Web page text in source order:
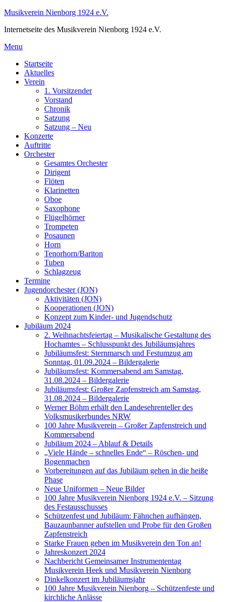
Skip
content
Musikverein Nienborg 1924 e.V.
Internetseite des Musikverein Nienborg 1924 e.V.
Menu
Startseite
Aktuelles
Verein
1. Vorsitzender
Vorstand
Chronik
Satzung
Satzung – Neu
Konzerte
Auftritte
Orchester
Gesamtes Orchester
Dirigent
Flöten
Klarinetten
Oboe
Saxophone
Flügelhörner
Trompeten
Posaunen
Horn
Tenorhorn/Bariton
Tuben
Schlagzeug
Termine
Jugendorchester (JON)
Aktivitäten (JON)
Kooperationen (JON)
Konzept zum Kinder- und Jugendschutz
Jubiläum 2024
2. Weihnachtsfeiertag – Musikalische Gestaltung des
Hochamtes – Schlusspunkt des Jubiläumsjahres
Jubiläumsfest: Sternmarsch und Festumzug am
Sonntag, 01.09.2024 – Bildergalerie
Jubiläumsfest: Kommersabend am Samstag,
31.08.2024 – Bildergalerie
Jubiläumsfest: Großer Zapfenstreich am Samstag,
31.08.2024 – Bildergalerie
Werner Böhm erhält den Landesehrenteller des
Volksmusikerbundes NRW
100 Jahre Musikverein – Großer Zapfenstreich und
Kommersabend
Jubiläum 2024 – Ablauf & Details
„Viele Hände – schnelles Ende“ – Röschen- und
Bogenmachen
Vorbereitungen auf das Jubiläum gehen in die heiße
Phase
Neue Uniformen – Neue Bilder
100 Jahre Musikverein Nienborg 1924 e.V. – Sitzung
des Festausschusses
Schützenfest und Jubiläum: Fähnchen aufhängen,
Bauzaunbanner aufstellen und Probe für den Großen
Zapfenstreich
Starke Frauen geben im Musikverein den Ton an!
Jahreskonzert 2024
Nachbericht Gemeinsamer Instrumententag
Musikverein Heek und Musikverein Nienborg
Dinkelkonzert im Jubiläumsjahr
100 Jahre Musikverein Nienborg – Schützenfeste und
kirchliche Anlässe